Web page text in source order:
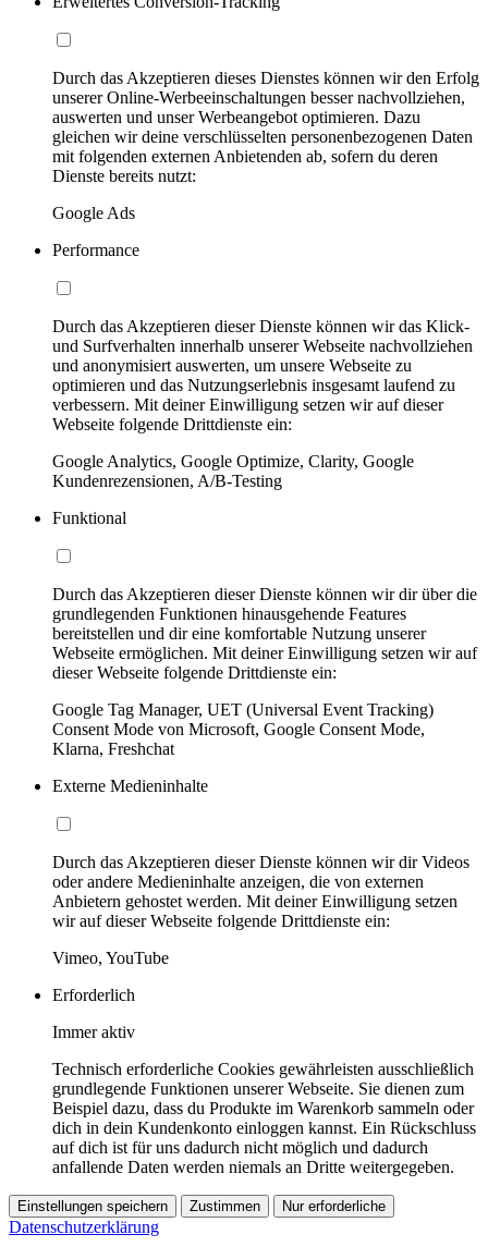
Durch das Akzeptieren dieses Dienstes können wir den Erfolg
unserer Online-Werbeeinschaltungen besser nachvollziehen,
auswerten und unser Werbeangebot optimieren. Dazu
gleichen wir deine verschlüsselten personenbezogenen Daten
mit folgenden externen Anbietenden ab, sofern du deren
Dienste bereits nutzt:
Google Ads
Performance
Durch das Akzeptieren dieser Dienste können wir das Klick-
und Surfverhalten innerhalb unserer Webseite nachvollziehen
und anonymisiert auswerten, um unsere Webseite zu
optimieren und das Nutzungserlebnis insgesamt laufend zu
verbessern. Mit deiner Einwilligung setzen wir auf dieser
Webseite folgende Drittdienste ein:
Google Analytics, Google Optimize, Clarity, Google
Kundenrezensionen, A/B-Testing
Funktional
Durch das Akzeptieren dieser Dienste können wir dir über die
grundlegenden Funktionen hinausgehende Features
bereitstellen und dir eine komfortable Nutzung unserer
Webseite ermöglichen. Mit deiner Einwilligung setzen wir auf
dieser Webseite folgende Drittdienste ein:
Google Tag Manager, UET (Universal Event Tracking)
Consent Mode von Microsoft, Google Consent Mode,
Klarna, Freshchat
Externe Medieninhalte
Durch das Akzeptieren dieser Dienste können wir dir Videos
oder andere Medieninhalte anzeigen, die von externen
Anbietern gehostet werden. Mit deiner Einwilligung setzen
wir auf dieser Webseite folgende Drittdienste ein:
Vimeo, YouTube
Erforderlich
Immer aktiv
Technisch erforderliche Cookies gewährleisten ausschließlich
grundlegende Funktionen unserer Webseite. Sie dienen zum
Beispiel dazu, dass du Produkte im Warenkorb sammeln oder
dich in dein Kundenkonto einloggen kannst. Ein Rückschluss
auf dich ist für uns dadurch nicht möglich und dadurch
anfallende Daten werden niemals an Dritte weitergegeben.
Einstellungen speichern Zustimmen Nur erforderliche
Datenschutzerklärung